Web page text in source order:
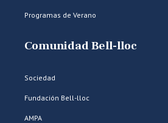
Programas de Verano
Comunidad Bell-lloc
Sociedad
Fundación Bell-lloc
AMPA